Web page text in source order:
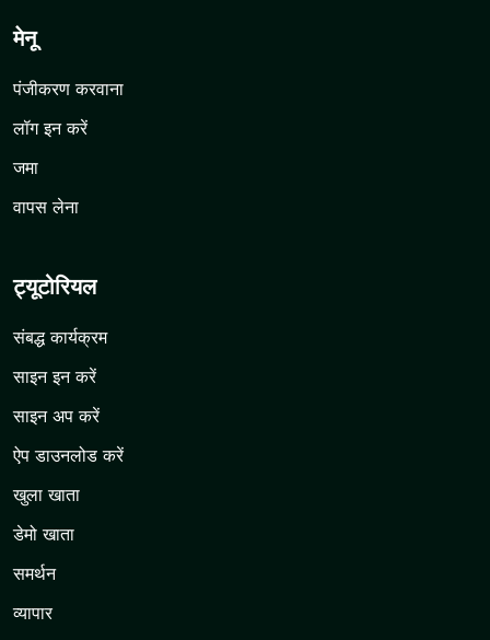
मेनू
पंजीकरण करवाना
लॉग इन करें
जमा
वापस लेना
ट्यूटोरियल
संबद्ध कार्यक्रम
साइन इन करें
साइन अप करें
ऐप डाउनलोड करें
खुला खाता
डेमो खाता
समर्थन
व्यापार